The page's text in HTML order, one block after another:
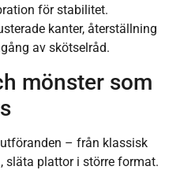
för stabilitet.
kanter, återställning
av skötselråd.
mönster som
– från klassisk
släta plattor i större format.